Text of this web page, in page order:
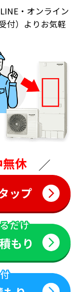
・オンライン
付）よりお気軽
休